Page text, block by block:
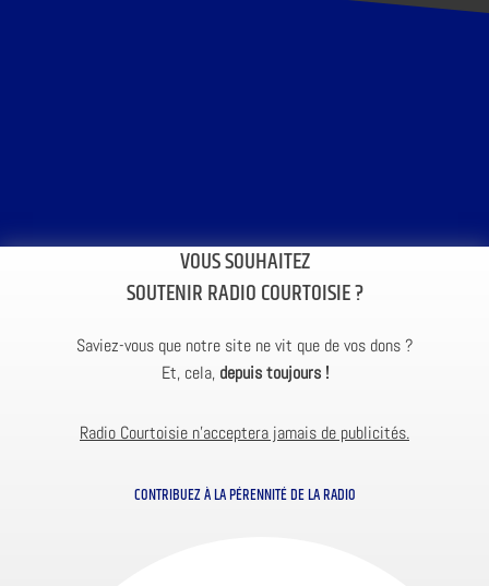
VOUS SOUHAITEZ
SOUTENIR RADIO COURTOISIE ?
Saviez-vous que notre site ne vit que de vos dons ?
Et, cela, depuis toujours !
Radio Courtoisie n’acceptera jamais de publicités.
CONTRIBUEZ À LA PÉRENNITÉ DE LA RADIO